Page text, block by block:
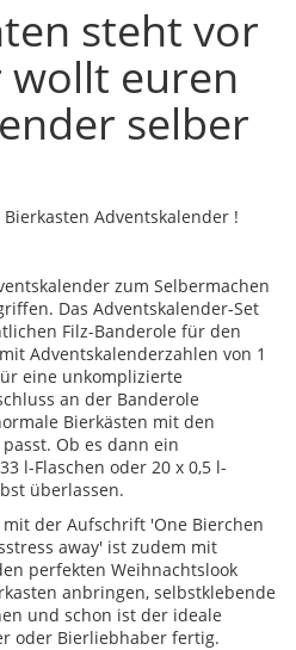
steht vor
wollt euren
selber
Adventskalender !
zum Selbermachen
Das Adventskalender-Set
Filz-Banderole für den
Adventskalenderzahlen von 1
eine unkomplizierte
an der Banderole
Bierkästen mit den
Ob es dann ein
l-Flaschen oder 20 x 0,5 l-
überlassen.
der Aufschrift 'One Bierchen
away' ist zudem mit
perfekten Weihnachtslook
anbringen, selbstklebende
und schon ist der ideale
oder Bierliebhaber fertig.